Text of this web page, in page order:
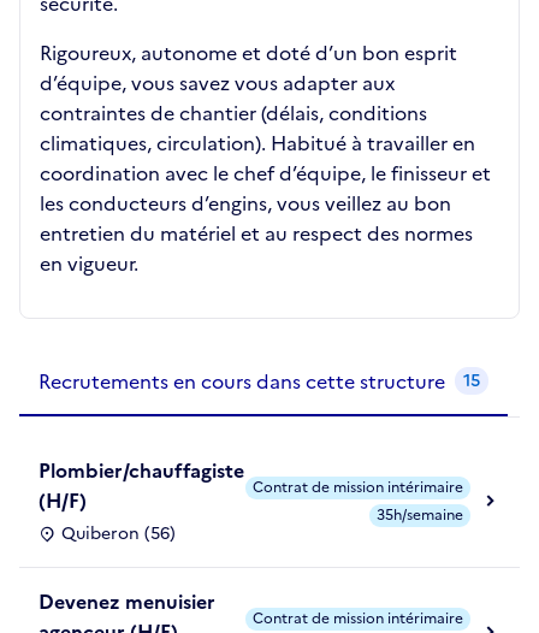
Rigoureux, autonome et doté d’un bon esprit
d’équipe, vous savez vous adapter aux
contraintes de chantier (délais, conditions
climatiques, circulation). Habitué à travailler en
coordination avec le chef d’équipe, le finisseur et
les conducteurs d’engins, vous veillez au bon
entretien du matériel et au respect des normes
en vigueur.
Recrutements en cours dans cette structure 15
Plombier/chauffagiste
(H/F)
Quiberon (56)
Contrat de mission intérimaire
35h/semaine
Devenez menuisier
Contrat de mission intérimaire